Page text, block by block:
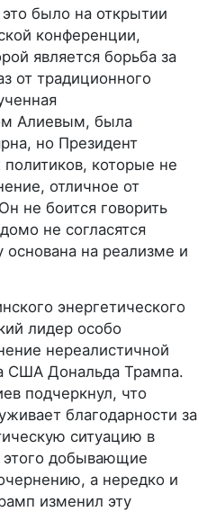
было на открытии
конференции,
является борьба за
от традиционного
Алиевым, была
но Президент
которые не
отличное от
не боится говорить
не согласятся
основана на реализме и
энергетического
лидер особо
нереалистичной
США Дональда Трампа.
подчеркнул, что
благодарности за
ситуацию в
добывающие
а нередко и
изменил эту